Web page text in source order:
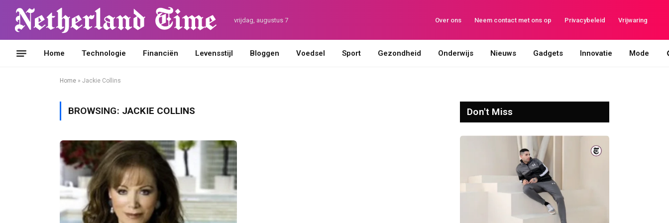
vrijdag, augustus 7 Over ons Neem contact met ons op Privacybeleid Vrijwaring
Home Technologie Financiën Levensstijl Bloggen Voedsel Sport Gezondheid Onderwijs Nieuws Gadgets Innovatie Mode
Home » Jackie Collins
BROWSING: JACKIE COLLINS Don't Miss